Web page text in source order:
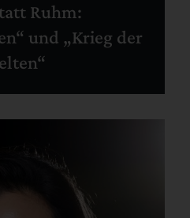
Ruhm:
und „Krieg der